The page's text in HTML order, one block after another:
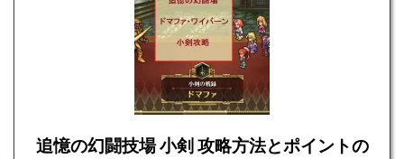
追憶の幻闘技場 小剣 攻略方法とポイントの